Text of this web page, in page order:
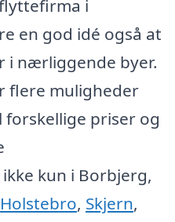
i
en god idé også at
i nærliggende byer.
flere muligheder
priser og
kun i Borbjerg,
Holstebro, Skjern,